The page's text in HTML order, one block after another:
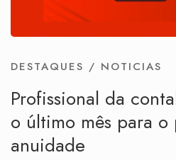
DESTAQUES / NOTICIAS
Profissional da
o último mês para o
anuidade